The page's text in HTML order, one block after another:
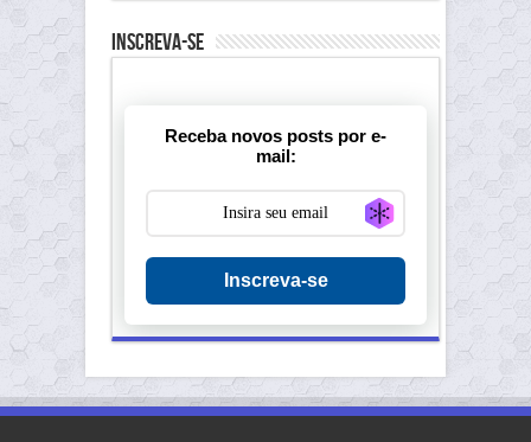
Inscreva-se
Receba novos posts por e-
mail:
Generate new
Inscreva-se